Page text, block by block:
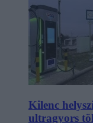
Kilenc
ultragyors